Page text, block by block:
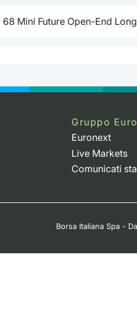
Mini Future Open-End Long
Gruppo
Euronext
Live Markets
Comunicati
Borsa Italiana Spa -